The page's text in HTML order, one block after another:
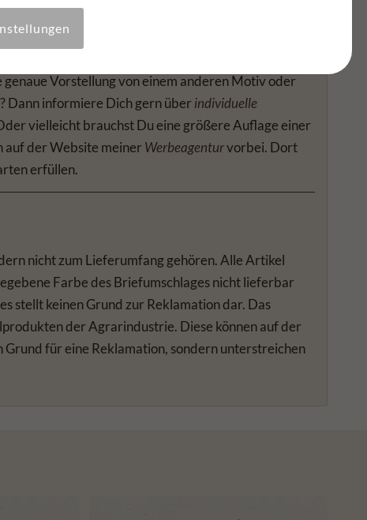
Vorstellung von einem anderen Motiv oder
Dann informiere Dich gern überindividuelle
vielleicht brauchst Du eine größere Auflage einer
auf der Website meinerWerbeagenturvorbei. Dort
erfüllen.
nicht zum Lieferumfang gehören. Alle Artikel
Farbe des Briefumschlages nicht lieferbar
stellt keinen Grund zur Reklamation dar. Das
der Agrarindustrie. Diese können auf der
für eine Reklamation, sondern unterstreichen